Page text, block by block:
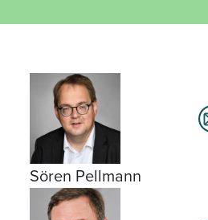
Sören Pellmann